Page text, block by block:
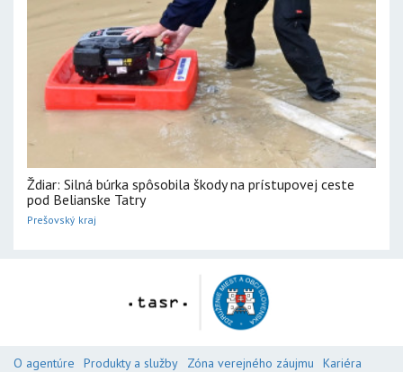
Ždiar: Silná búrka spôsobila škody na prístupovej ceste
pod Belianske Tatry
Prešovský kraj
O agentúre Produkty a služby Zóna verejného záujmu Kariéra